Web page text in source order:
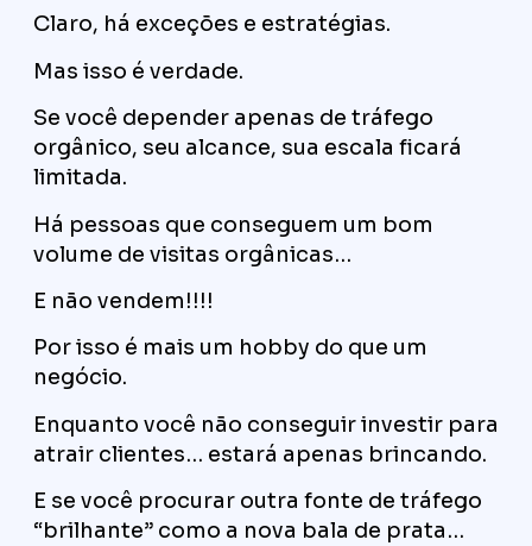
Claro, há exceções e estratégias.
Mas isso é verdade.
Se você depender apenas de tráfego
orgânico, seu alcance, sua escala ficará
limitada.
Há pessoas que conseguem um bom
volume de visitas orgânicas…
E não vendem!!!!
Por isso é mais um hobby do que um
negócio.
Enquanto você não conseguir investir para
atrair clientes… estará apenas brincando.
E se você procurar outra fonte de tráfego
“brilhante” como a nova bala de prata…